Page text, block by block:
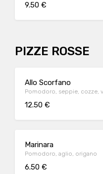
9.50 €
PIZZE ROSSE
Allo Scorfano
Pomodoro, seppie, cozze,
12.50 €
Marinara
Pomodoro, aglio, origano
6.50 €